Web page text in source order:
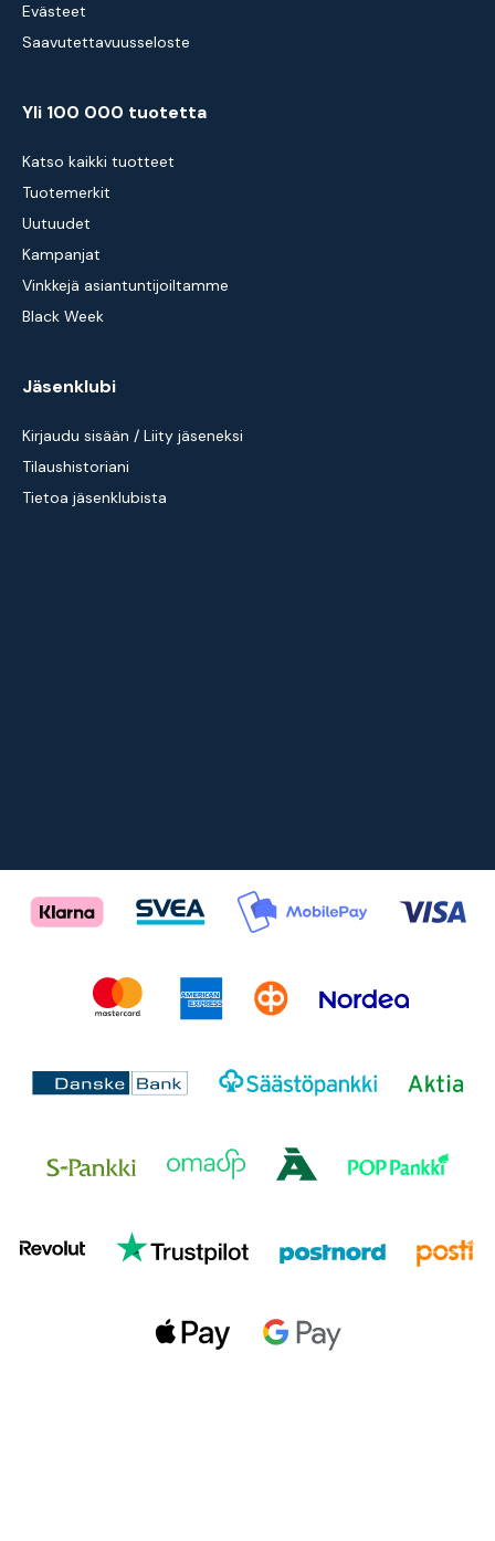
Evästeet
Saavutettavuusseloste
Yli 100 000 tuotetta
Katso kaikki tuotteet
Tuotemerkit
Uutuudet
Kampanjat
Vinkkejä asiantuntijoiltamme
Black Week
Jäsenklubi
Kirjaudu sisään / Liity jäseneksi
Tilaushistoriani
Tietoa jäsenklubista